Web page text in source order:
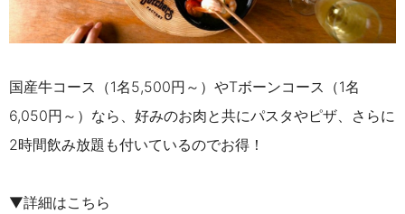
国産牛コース（1名5,500円～）やTボーンコース（1名
6,050円～）なら、好みのお肉と共にパスタやピザ、さらに
2時間飲み放題も付いているのでお得！
▼詳細はこちら